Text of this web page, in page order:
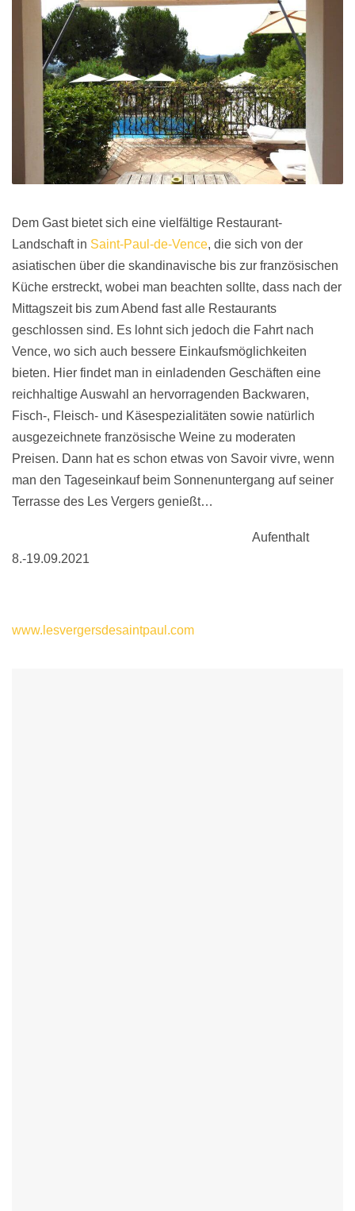
Dem Gast bietet sich eine vielfältige Restaurant-
Landschaft in Saint-Paul-de-Vence, die sich von der
asiatischen über die skandinavische bis zur französischen
Küche erstreckt, wobei man beachten sollte, dass nach der
Mittagszeit bis zum Abend fast alle Restaurants
geschlossen sind. Es lohnt sich jedoch die Fahrt nach
Vence, wo sich auch bessere Einkaufsmöglichkeiten
bieten. Hier findet man in einladenden Geschäften eine
reichhaltige Auswahl an hervorragenden Backwaren,
Fisch-, Fleisch- und Käsespezialitäten sowie natürlich
ausgezeichnete französische Weine zu moderaten
Preisen. Dann hat es schon etwas von Savoir vivre, wenn
man den Tageseinkauf beim Sonnenuntergang auf seiner
Terrasse des Les Vergers genießt…
Aufenthalt
8.-19.09.2021
www.lesvergersdesaintpaul.com